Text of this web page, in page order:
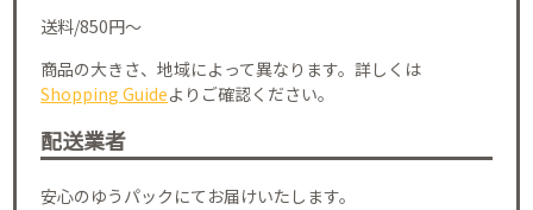
送料/850円～
商品の大きさ、地域によって異なります。詳しくは
Shopping Guideよりご確認ください。
配送業者
安心のゆうパックにてお届けいたします。